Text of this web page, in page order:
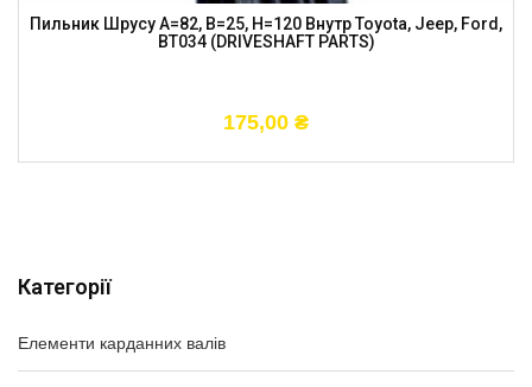
Категорії
Елементи карданних валів
Пильник Шрусу A=82, B=25, H=120 Внутр Toyota, Jeep, Ford,
BT034 (DRIVESHAFT PARTS)
175,00 ₴